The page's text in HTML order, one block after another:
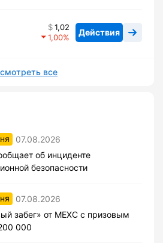
1,02
1,00
Действия
смотреть все
07.08.2026
об инциденте
безопасности
07.08.2026
забег» от MEXC с призовым
000